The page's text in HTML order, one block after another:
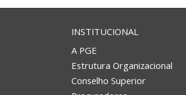
INSTITUCIONAL
A PGE
Estrutura Organizacional
Conselho Superior